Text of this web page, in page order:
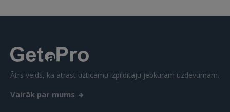
 Sign in with Apple
Ātrs veids, kā atrast uzticamu izpildītāju jebkuram uzdevumam.
Vairāk par mums